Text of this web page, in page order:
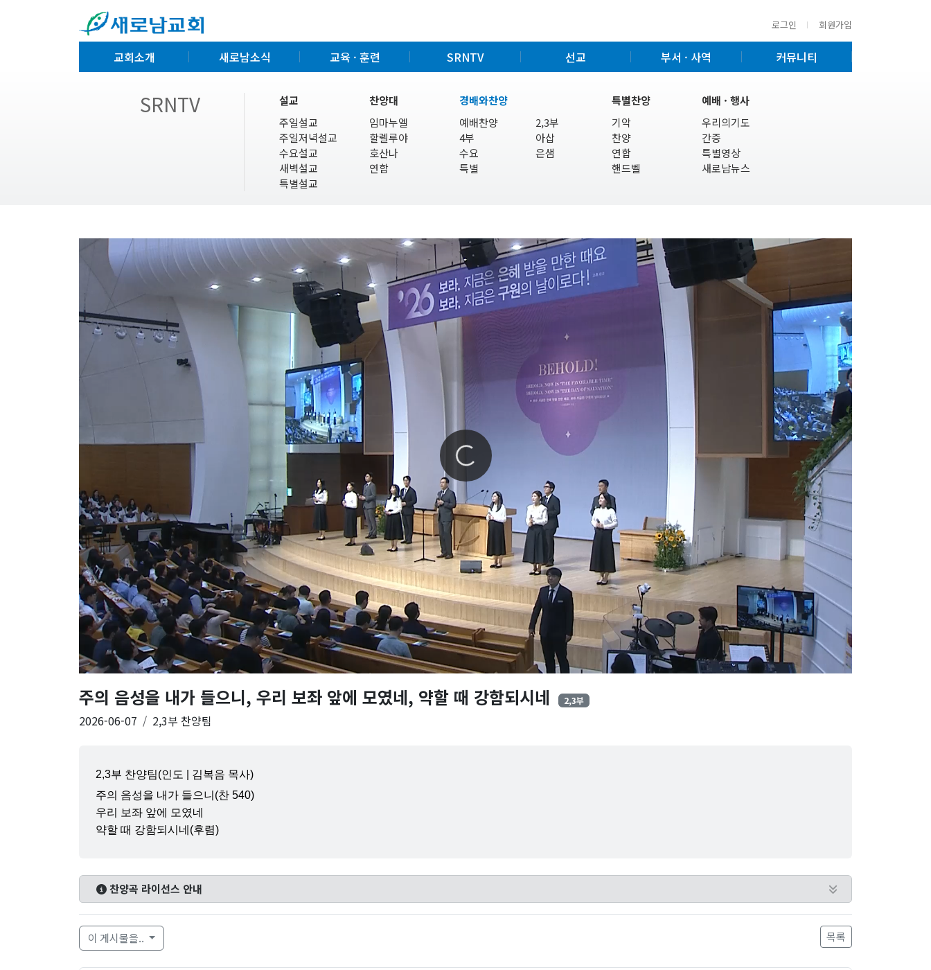
로그인 회원가입
교회소개 새로남소식 교육 · 훈련 SRNTV 선교 부서 · 사역 커뮤니티
SRNTV
설교
주일설교
주일저녁설교
수요설교
새벽설교
특별설교
찬양대
임마누엘
할렐루야
호산나
연합
경배와찬양
예배찬양
2,3부
4부
아삽
수요
은샘
특별
특별찬양
기악
찬양
연합
핸드벨
예배 · 행사
우리의기도
간증
특별영상
새로남뉴스
주의 음성을 내가 들으니, 우리 보좌 앞에 모였네, 약할 때 강함되시네 2,3부
2026-06-07 2,3부 찬양팀
2,3부 찬양팀(인도 | 김복음 목사)
주의 음성을 내가 들으니(찬 540)
우리 보좌 앞에 모였네
약할 때 강함되시네(후렴)
찬양곡 라이선스 안내
이 게시물을.. 목록